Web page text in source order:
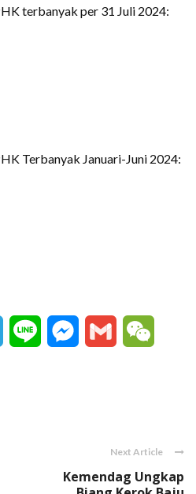
terbanyak per 31 Juli 2024:
Terbanyak Januari-Juni 2024:
Telegram
Line Messenger
Gmail
Next Article
Kemendag Ungkap